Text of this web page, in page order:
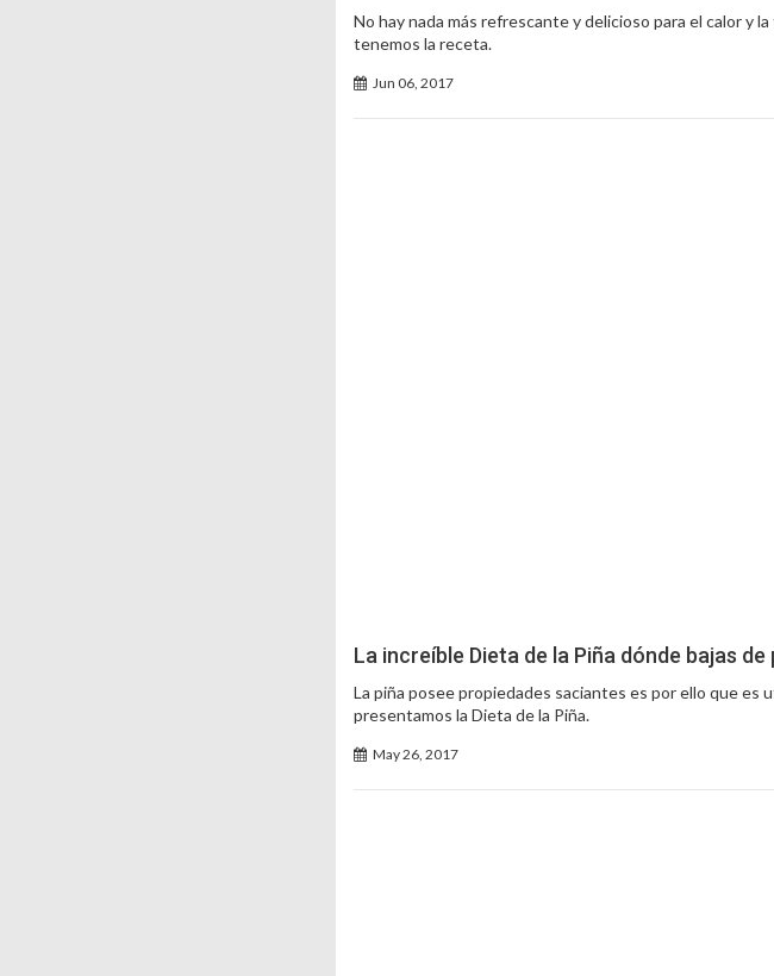
No hay nada más refrescante y delicioso para el calor y
tenemos la receta.
Jun 06, 2017
La increíble Dieta de la Piña dónde bajas
La piña posee propiedades saciantes es por ello que es
presentamos la Dieta de la Piña.
May 26, 2017